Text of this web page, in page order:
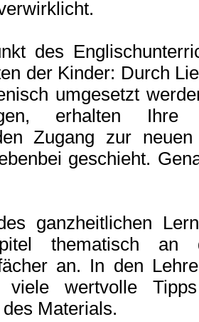
des
der Kinder: Durch
umgesetzt
erhalten
Zugang zur
geschieht.
ganzheitlichen
thematisch an
an. In den
viele wertvolle
Materials.